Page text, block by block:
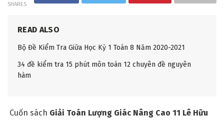
SHARES
READ ALSO
Bộ Đề Kiểm Tra Giữa Học Kỳ 1 Toán 8 Năm 2020-2021
34 đề kiểm tra 15 phút môn toán 12 chuyên đề nguyên
hàm
Cuốn sách Giải Toán Lượng Giác Nâng Cao 11 Lê Hữu